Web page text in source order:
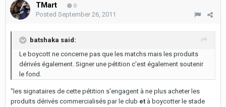
TMart 0
Posted September 26, 2011
batshaka said:
Le boycott ne concerne pas que les matchs mais les produits
dérivés également. Signer une pétition c'est également soutenir
le fond.
"les signataires de cette pétition s'engagent à ne plus acheter les
produits dérivés commercialisés par le club et à boycotter le stade